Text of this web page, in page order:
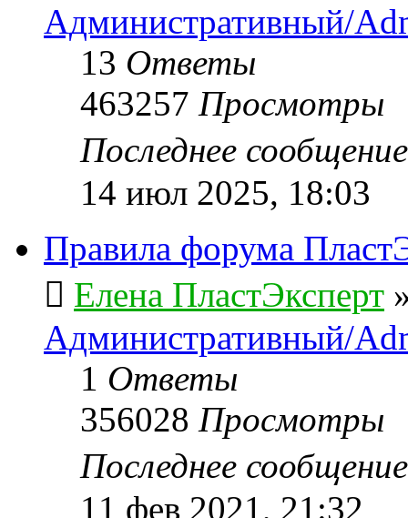
Административный/
13 Ответы
463257 Просмотры
Последнее
14 июл 2025, 18:03
Правила форума
Елена ПластЭксперт
Административный/
1 Ответы
356028 Просмотры
Последнее
11 фев 2021, 21:32